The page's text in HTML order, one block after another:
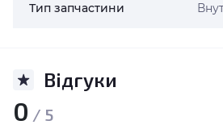
Тип запчастини
Відгуки
0 / 5